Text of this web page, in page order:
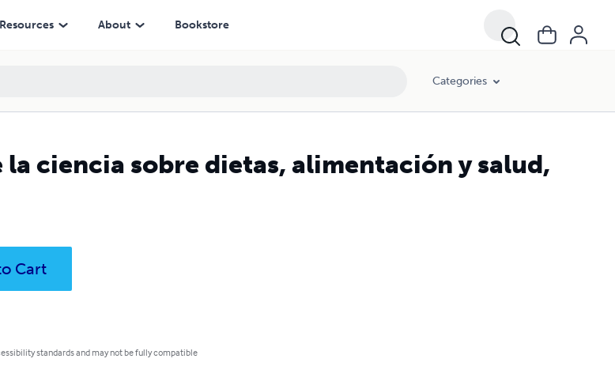
Resources About Bookstore
Categories
la ciencia sobre dietas, alimentación y salud,
Cart
standards and may not be fully compatible